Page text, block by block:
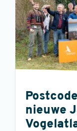
nieuwe